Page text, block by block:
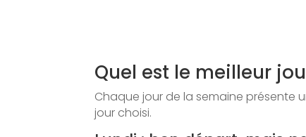
Quel est le meilleur
Chaque jour de la semaine présente
jour choisi.